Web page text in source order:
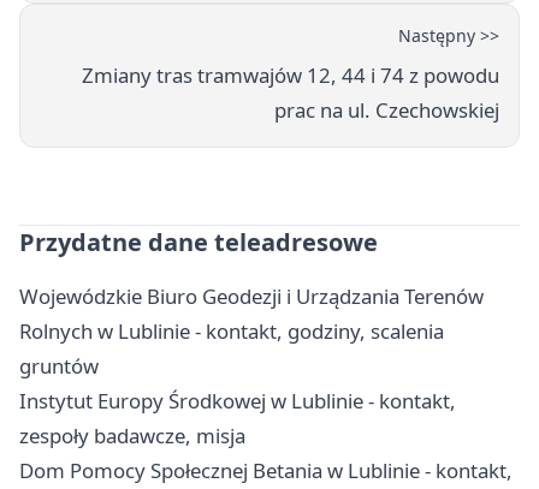
Następny >>
Zmiany tras tramwajów 12, 44 i 74 z powodu
prac na ul. Czechowskiej
Przydatne dane teleadresowe
Wojewódzkie Biuro Geodezji i Urządzania Terenów
Rolnych w Lublinie - kontakt, godziny, scalenia
gruntów
Instytut Europy Środkowej w Lublinie - kontakt,
zespoły badawcze, misja
Dom Pomocy Społecznej Betania w Lublinie - kontakt,